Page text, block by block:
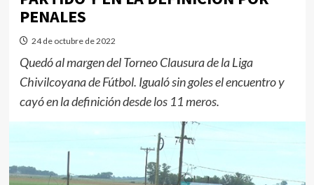
PENALES
24 de octubre de 2022
Quedó al margen del Torneo Clausura de la Liga
Chivilcoyana de Fútbol. Igualó sin goles el encuentro y
cayó en la definición desde los 11 meros.